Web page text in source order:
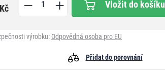
Kč Vložit do košíku
výrobku: Odpovědná osoba pro EU
Přidat do porovnání